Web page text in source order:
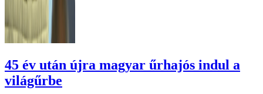
45 év után újra magyar űrhajós indul a
világűrbe